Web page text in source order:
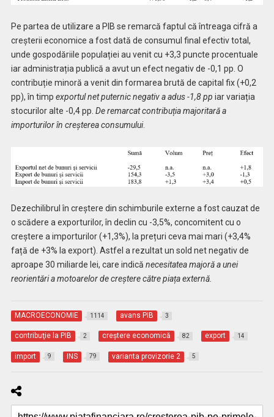
Pe partea de utilizare a PIB se remarcă faptul că întreaga cifră a
creșterii economice a fost dată de consumul final efectiv total,
unde gospodăriile populației au venit cu +3,3 puncte procentuale
iar administrația publică a avut un efect negativ de -0,1 pp. O
contribuție minoră a venit din formarea brută de capital fix (+0,2
pp), în timp exportul net puternic negativ a adus -1,8 pp iar variația
stocurilor alte -0,4 pp. De remarcat contribuția majoritară a
importurilor în creșterea consumului.
Dezechilibrul în creștere din schimburile externe a fost cauzat de
o scădere a exporturilor, în declin cu -3,5%, concomitent cu o
creștere a importurilor (+1,3%), la prețuri ceva mai mari (+3,4%
față de +3% la export). Astfel a rezultat un sold net negativ de
aproape 30 miliarde lei, care indică necesitatea majoră a unei
reorientări a motoarelor de creștere către piața externă.
MACROECONOMIE 1114 avans PIB 3
contribuţie la PIB 2 creştere economică 82 export 14
import 9 INS 79 varianta provizorie 2 5